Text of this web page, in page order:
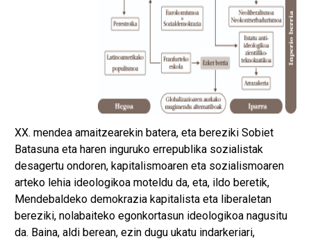
XX. mendea amaitzearekin batera, eta bereziki Sobiet
Batasuna eta haren inguruko errepublika sozialistak
desagertu ondoren, kapitalismoaren eta sozialismoaren
arteko lehia ideologikoa moteldu da, eta, ildo beretik,
Mendebaldeko demokrazia kapitalista eta liberaletan
bereziki, nolabaiteko egonkortasun ideologikoa nagusitu
da. Baina, aldi berean, ezin dugu ukatu indarkeriari,